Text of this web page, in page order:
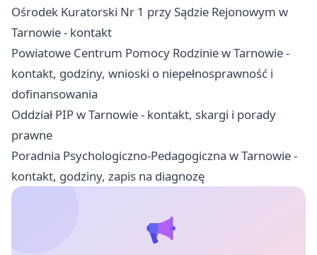
Ośrodek Kuratorski Nr 1 przy Sądzie Rejonowym w
Tarnowie - kontakt
Powiatowe Centrum Pomocy Rodzinie w Tarnowie -
kontakt, godziny, wnioski o niepełnosprawność i
dofinansowania
Oddział PIP w Tarnowie - kontakt, skargi i porady
prawne
Poradnia Psychologiczno-Pedagogiczna w Tarnowie -
kontakt, godziny, zapis na diagnozę